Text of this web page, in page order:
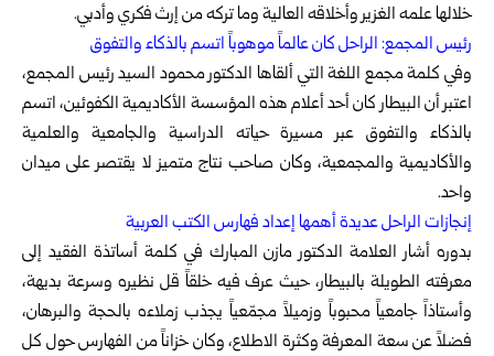
خلالها علمه الغزير وأخلاقه العالية وما تركه من إرث فكري وأدبي.
رئيس المجمع: الراحل كان عالماً موهوباً اتسم بالذكاء والتفوق
وفي كلمة مجمع اللغة التي ألقاها الدكتور محمود السيد رئيس المجمع،
اعتبر أن البيطار كان أحد أعلام هذه المؤسسة الأكاديمية الكفوئين، اتسم
بالذكاء والتفوق عبر مسيرة حياته الدراسية والجامعية والعلمية
والأكاديمية والمجمعية، وكان صاحب نتاج متميز لا يقتصر على ميدان
واحد.
إنجازات الراحل عديدة أهمها إعداد فهارس الكتب العربية
بدوره أشار العلامة الدكتور مازن المبارك في كلمة أساتذة الفقيد إلى
معرفته الطويلة بالبيطار، حيث عرف فيه خلقاً قل نظيره وسرعة بديهة،
وأستاذاً جامعياً محبوباً وزميلاً مجمّعياً يجذب زملاءه بالحجة والبرهان،
فضلاً عن سعة المعرفة وكثرة الاطلاع، وكان خزاناً من الفهارس حول كل